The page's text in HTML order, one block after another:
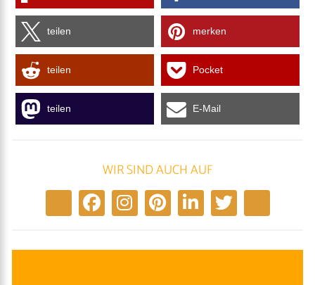
teilen merken
teilen Pocket
teilen E-Mail
WIR SIND AUCH AUF